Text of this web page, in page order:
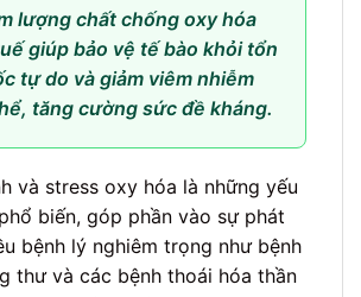
lượng chất chống oxy hóa
giúp bảo vệ tế bào khỏi tổn
tự do và giảm viêm nhiễm
tăng cường sức đề kháng.
và stress oxy hóa là những yếu
biến, góp phần vào sự phát
bệnh lý nghiêm trọng như bệnh
thư và các bệnh thoái hóa thần